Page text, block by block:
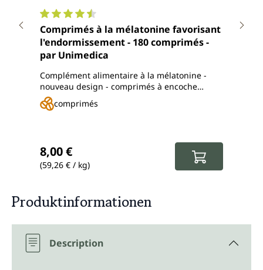
Note moyenne de 4.4 sur 5 étoiles
Comprimés à la mélatonine favorisant
l'endormissement - 180 comprimés -
par Unimedica
Complément alimentaire à la mélatonine -
nouveau design - comprimés à encoche
pratique
comprimés
8,00 €
(59,26 € / kg)
Produktinformationen
Description